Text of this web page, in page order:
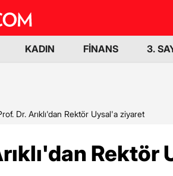
KADIN FİNANS 3.
Dr. Arıklı'dan Rektör Uysal'a ziyaret
Rektör